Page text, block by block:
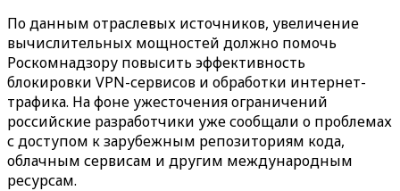
По данным отраслевых источников, увеличение
вычислительных мощностей должно помочь
Роскомнадзору повысить эффективность
блокировки VPN-сервисов и обработки интернет-
трафика. На фоне ужесточения ограничений
российские разработчики уже сообщали о проблемах
с доступом к зарубежным репозиториям кода,
облачным сервисам и другим международным
ресурсам.